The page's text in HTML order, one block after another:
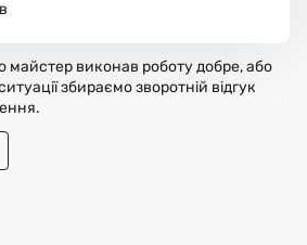
виконав роботу добре, або
збираємо зворотній відгук